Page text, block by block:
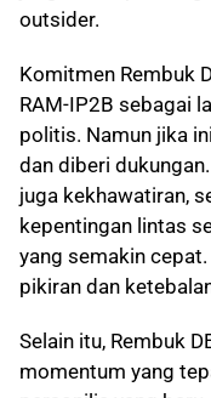
outsider.
Komitmen Rembuk
RAM-IP2B sebagai
politis. Namun jika
dan diberi
juga kekhawatiran,
kepentingan lintas
yang semakin
pikiran dan
Selain itu, Rembuk
momentum yang